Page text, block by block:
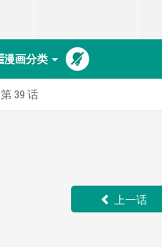
漫画分类
第 39 话
上一话